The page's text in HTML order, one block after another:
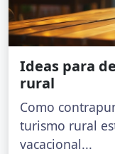
Ideas para
rural
Como
turismo rural
vacacional...